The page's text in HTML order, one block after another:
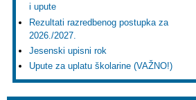
i upute
Rezultati razredbenog postupka za
2026./2027.
Jesenski upisni rok
Upute za uplatu školarine (VAŽNO!)